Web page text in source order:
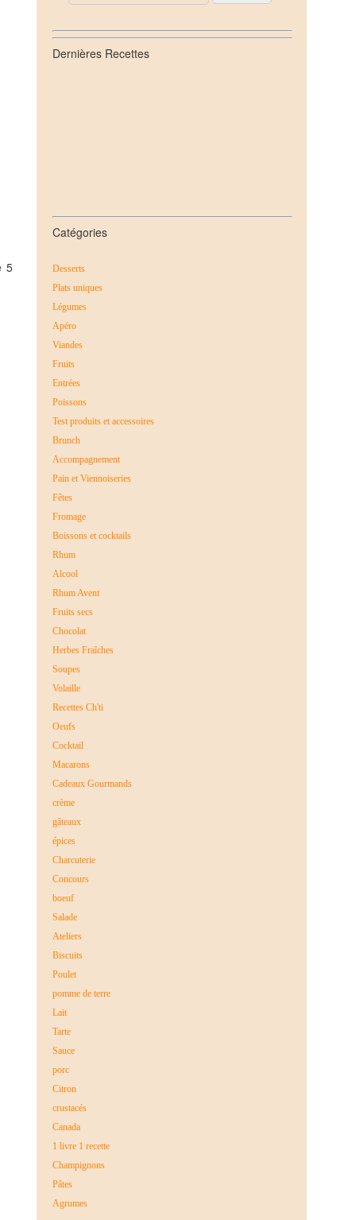
5
Dernières Recettes
Catégories
Desserts
Plats uniques
Légumes
Apéro
Viandes
Fruits
Entrées
Poissons
Test produits et accessoires
Brunch
Accompagnement
Pain et Viennoiseries
Fêtes
Fromage
Boissons et cocktails
Rhum
Alcool
Rhum Avent
Fruits secs
Chocolat
Herbes Fraîches
Soupes
Volaille
Recettes Ch'ti
Oeufs
Cocktail
Macarons
Cadeaux Gourmands
crème
gâteaux
épices
Charcuterie
Concours
boeuf
Salade
Ateliers
Biscuits
Poulet
pomme de terre
Lait
Tarte
Sauce
porc
Citron
crustacés
Canada
1 livre 1 recette
Champignons
Pâtes
Agrumes